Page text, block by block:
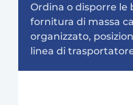
Ordina o disporre le
fornitura di massa
organizzato,
linea di